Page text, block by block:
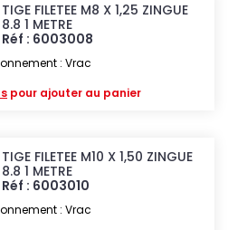
TIGE FILETEE M8 X 1,25 ZINGUE
8.8 1 METRE
Réf : 6003008
: Vrac
pour ajouter au panier
TIGE FILETEE M10 X 1,50 ZINGUE
8.8 1 METRE
Réf : 6003010
: Vrac